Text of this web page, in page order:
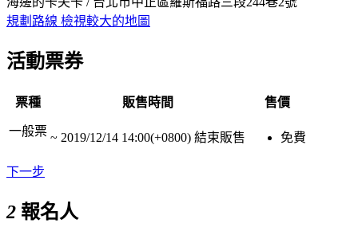
規劃路線 檢視較大的地圖
活動票券
票種 販售時間 售價
一般票 ~ 2019/12/14 14:00(+0800) 結束販售 免費
下一步
2 報名人